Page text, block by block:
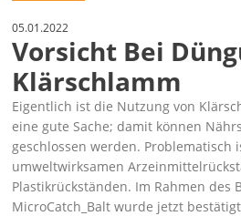
05.01.2022
Vorsicht Bei
Klärschlamm
Eigentlich ist die Nutzung von
eine gute Sache; damit können
geschlossen werden. Problematisch
umweltwirksamen
Plastikrückständen. Im Rahmen des
MicroCatch_Balt wurde jetzt